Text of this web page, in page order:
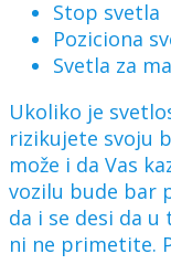
Stop svetla
Poziciona
Svetla za
Ukoliko je
rizikujete svoju
može i da Vas
vozilu bude bar
da i se desi da
ni ne primetite.